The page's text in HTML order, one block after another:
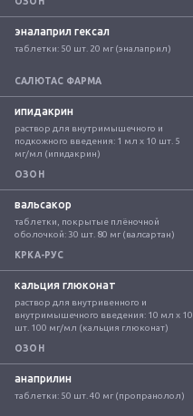
эналаприл гексал
таблетки: 50 шт. 20 мг (эналаприл)
САЛЮТАС ФАРМА
ипидакрин
раствор для внутримышечного и
подкожного введения: 1 мл x 10 шт. 5
мг/мл (ипидакрин)
ОЗОН
вальсакор
таблетки, покрытые плёночной
оболочкой: 30 шт. 80 мг (валсартан)
КРКА-РУС
кальция глюконат
раствор для внутривенного и
внутримышечного введения: 10 мл x 10
шт. 100 мг/мл (кальция глюконат)
ОЗОН
анаприлин
таблетки: 50 шт. 40 мг (пропранолол)